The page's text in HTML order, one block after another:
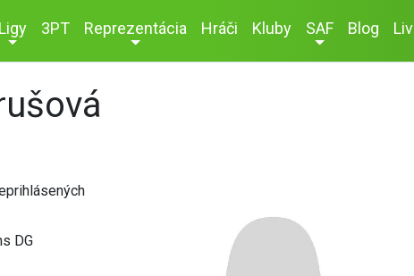
Ligy 3PT Reprezentácia Hráči Kluby SAF Blog
DG